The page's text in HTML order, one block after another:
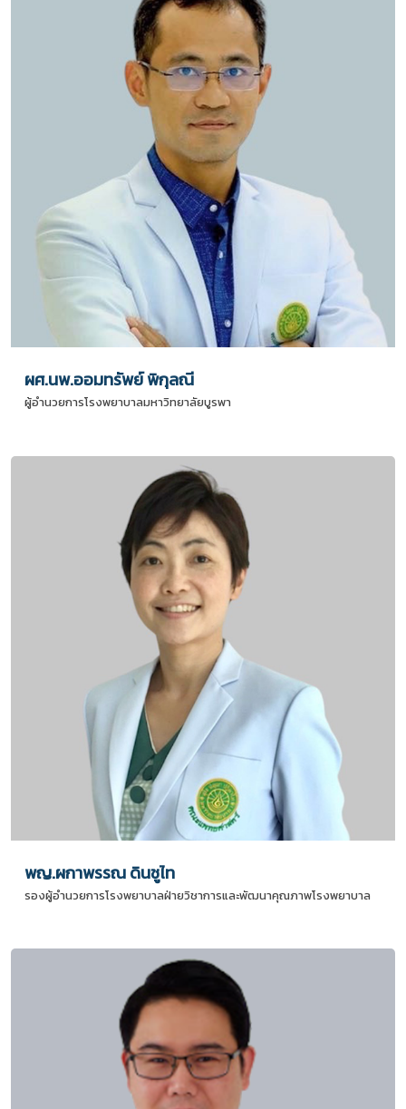
ผศ.นพ.ออมทรัพย์ พิกุลณี
ผู้อำนวยการโรงพยาบาลมหาวิทยาลัยบูรพา
พญ.ผกาพรรณ ดินชูไท
รองผู้อำนวยการโรงพยาบาลฝ่ายวิชาการและพัฒนาคุณภาพโรงพยาบาล